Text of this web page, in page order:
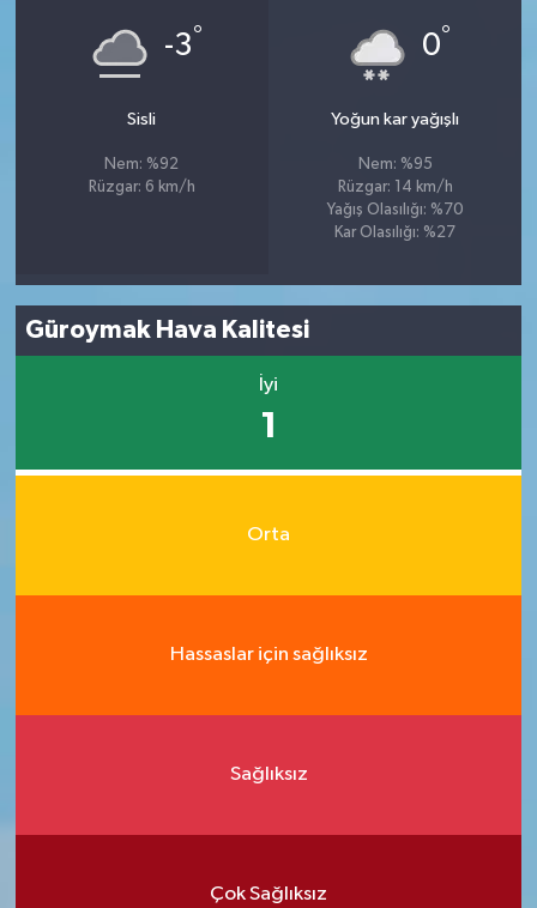
-3°
Sisli
Nem: %92
Rüzgar: 6 km/h
0°
Yoğun kar yağışlı
Nem: %95
Rüzgar: 14 km/h
Yağış Olasılığı: %70
Kar Olasılığı: %27
Güroymak Hava Kalitesi
İyi
1
Orta
Hassaslar için sağlıksız
Sağlıksız
Çok Sağlıksız